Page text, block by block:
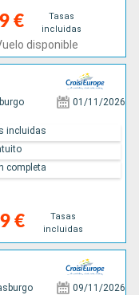
€
Tasas
incluidas
disponible
01/11/2026
€
Tasas
incluidas
incluidas
completa
09/11/2026